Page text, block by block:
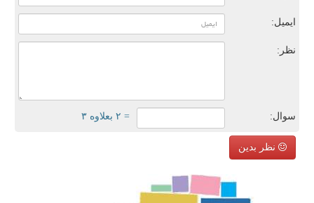
ایمیل:
نظر:
سوال: = ۲ بعلاوه ۳
نظر بدین